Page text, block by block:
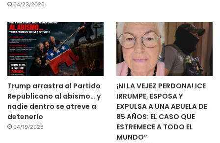
04/23/2026
Trump arrastra al Partido
Republicano al abismo… y
nadie dentro se atreve a
detenerlo
04/19/2026
¡NI LA VEJEZ PERDONA! ICE
IRRUMPE, ESPOSA Y
EXPULSA A UNA ABUELA DE
85 AÑOS: EL CASO QUE
ESTREMECE A TODO EL
MUNDO”